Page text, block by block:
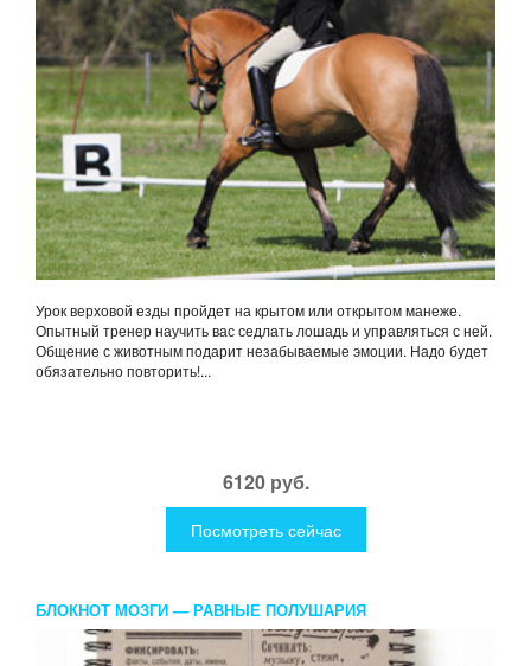
Урок верховой езды пройдет на крытом или открытом манеже.
Опытный тренер научить вас седлать лошадь и управляться с ней.
Общение с животным подарит незабываемые эмоции. Надо будет
обязательно повторить!...
6120 руб.
Посмотреть сейчас
БЛОКНОТ МОЗГИ — РАВНЫЕ ПОЛУШАРИЯ